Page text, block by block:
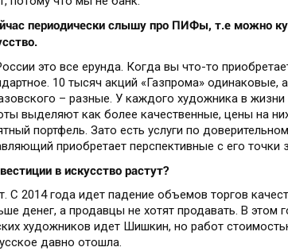
периодически слышу про ПИФы, т.е можно
это все ерунда. Когда вы что-то
10 тысяч акций «Газпрома» одинаковые,
– разные. У каждого художника в
выделяют как более качественные, цены на
портфель. Зато есть услуги по
приобретает перспективные с его точки
в искусство растут?
С 2014 года идет падение объемов торгов
денег, а продавцы не хотят продавать. В этом
художников идет Шишкин, но работ
давно отошла.